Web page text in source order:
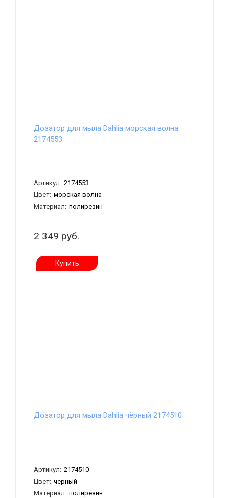
Дозатор для мыла Dahlia морская волна
2174553
Артикул: 2174553
Цвет: морская волна
Материал: полирезин
2 349 руб.
Купить
Дозатор для мыла Dahlia чёрный 2174510
Артикул: 2174510
Цвет: черный
Материал: полирезин